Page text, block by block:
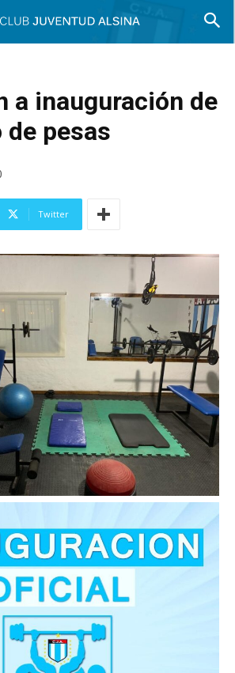
a inauguración de
pesas
Twitter